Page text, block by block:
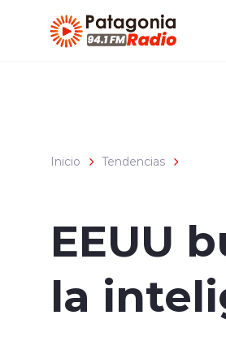
Inicio Tendencias
EEUU
la